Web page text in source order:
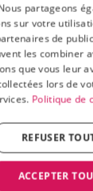
partageons
sur votre
de
les combiner
que vous leur
lors de
Politique de
ACCEPTER
REFUSER